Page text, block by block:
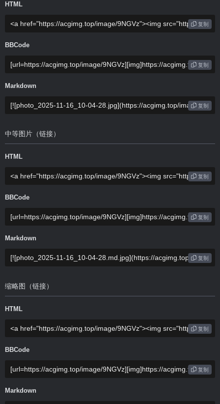
HTML
复制
BBCode
复制
Markdown
复制
中等图片（链接）
HTML
复制
BBCode
复制
Markdown
复制
缩略图（链接）
HTML
复制
BBCode
复制
Markdown